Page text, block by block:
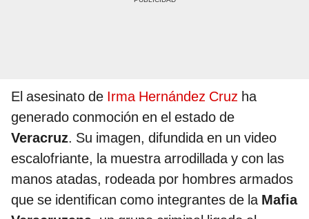
El asesinato de Irma Hernández Cruz ha
generado conmoción en el estado de
Veracruz. Su imagen, difundida en un video
escalofriante, la muestra arrodillada y con las
manos atadas, rodeada por hombres armados
que se identifican como integrantes de la Mafia